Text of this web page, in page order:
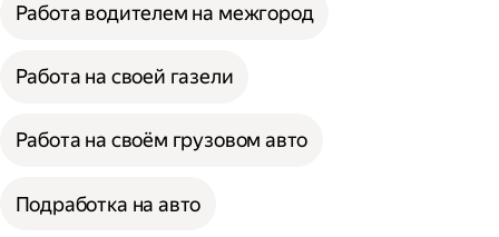
Работа водителем на межгород
Работа на своей газели
Работа на своём грузовом авто
Подработка на авто